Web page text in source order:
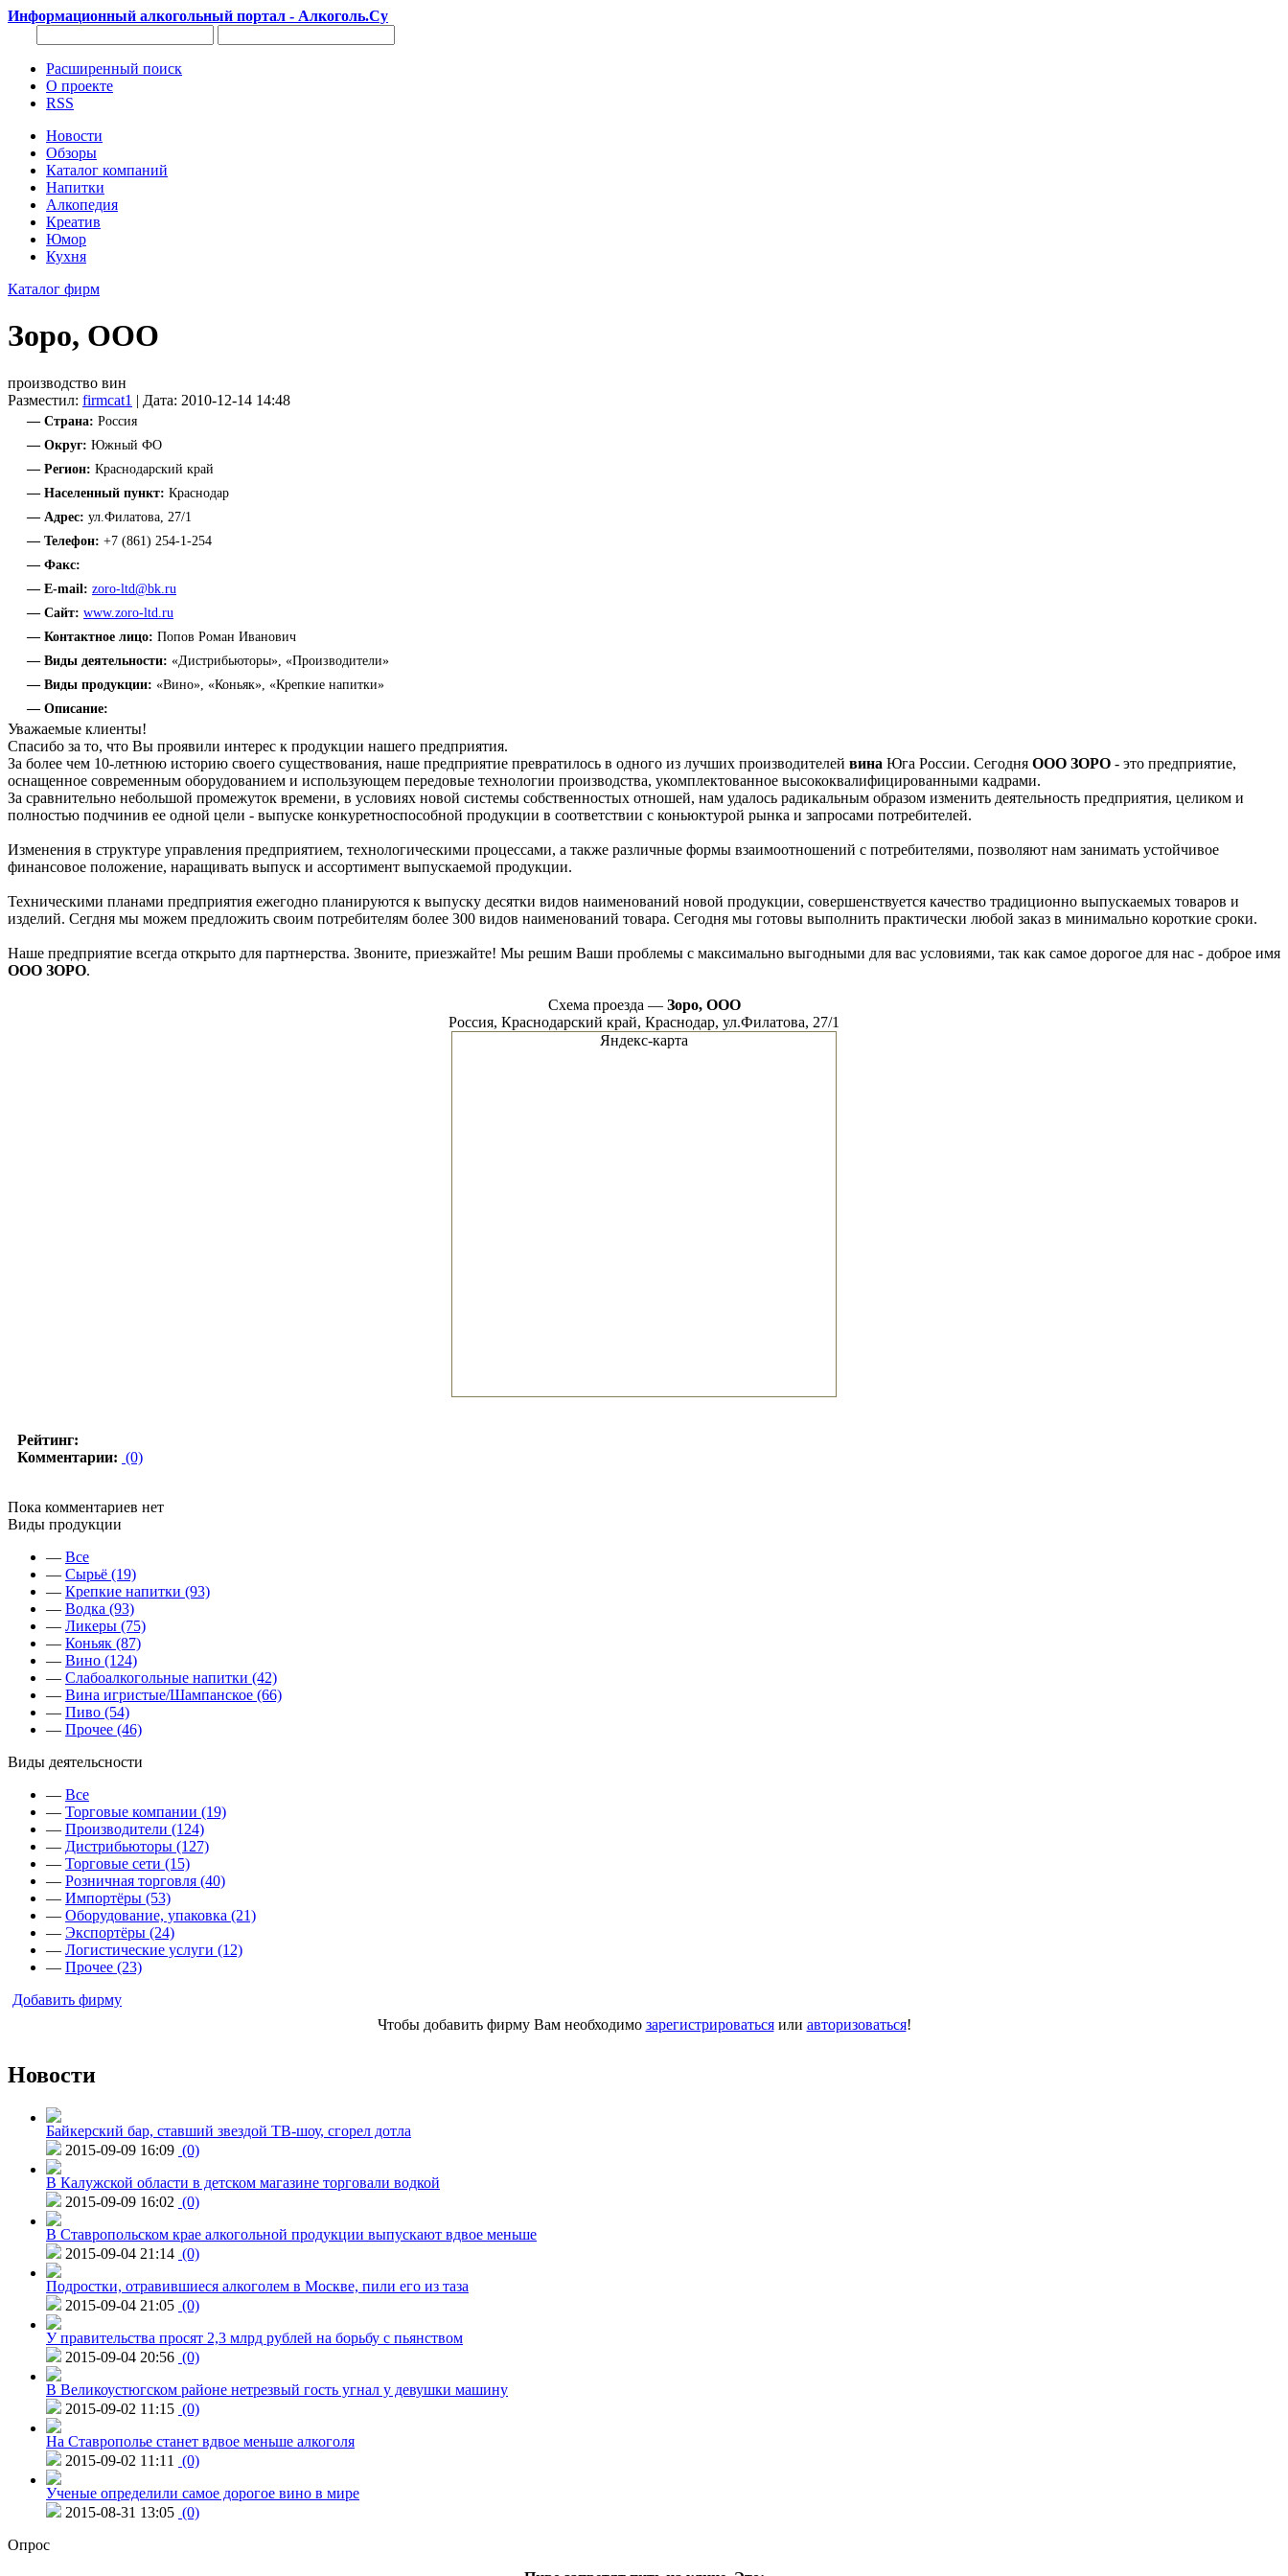
Информационный алкогольный портал - Алкоголь.Су
Расширенный поиск
О проекте
RSS
Новости
Обзоры
Каталог компаний
Напитки
Алкопедия
Креатив
Юмор
Кухня
Каталог фирм
Зоро, ООО
производство вин
Разместил: firmcat1 | Дата: 2010-12-14 14:48
— Страна: Россия
— Округ: Южный ФО
— Регион: Краснодарский край
— Населенный пункт: Краснодар
— Адрес: ул.Филатова, 27/1
— Телефон: +7 (861) 254-1-254
— Факс:
— E-mail: zoro-ltd@bk.ru
— Сайт: www.zoro-ltd.ru
— Контактное лицо: Попов Роман Иванович
— Виды деятельности: «Дистрибьюторы», «Производители»
— Виды продукции: «Вино», «Коньяк», «Крепкие напитки»
— Описание:
Уважаемые клиенты!
Спасибо за то, что Вы проявили интерес к продукции нашего предприятия.
За более чем 10-летнюю историю своего существования, наше предприятие превратилось в одного из лучших производителей вина Юга России. Сегодня ООО ЗОРО - это предприятие,
оснащенное современным оборудованием и использующем передовые технологии производства, укомплектованное высококвалифицированными кадрами.
За сравнительно небольшой промежуток времени, в условиях новой системы собственностых отношей, нам удалось радикальным образом изменить деятельность предприятия, целиком и
полностью подчинив ее одной цели - выпуске конкуретноспособной продукции в соответствии с коньюктурой рынка и запросами потребителей.
Изменения в структуре управления предприятием, технологическими процессами, а также различные формы взаимоотношений с потребителями, позволяют нам занимать устойчивое
финансовое положение, наращивать выпуск и ассортимент выпускаемой продукции.
Техническими планами предприятия ежегодно планируются к выпуску десятки видов наименований новой продукции, совершенствуется качество традиционно выпускаемых товаров и
изделий. Сегдня мы можем предложить своим потребителям более 300 видов наименований товара. Сегодня мы готовы выполнить практически любой заказ в минимально короткие сроки.
Наше предприятие всегда открыто для партнерства. Звоните, приезжайте! Мы решим Ваши проблемы с максимально выгодными для вас условиями, так как самое дорогое для нас - доброе имя
ООО ЗОРО.
Схема проезда — Зоро, ООО
Россия, Краснодарский край, Краснодар, ул.Филатова, 27/1
Яндекс-карта
Рейтинг:
Комментарии: (0)
Пока комментариев нет
Виды продукции
— Все
— Сырьё (19)
— Крепкие напитки (93)
— Водка (93)
— Ликеры (75)
— Коньяк (87)
— Вино (124)
— Слабоалкогольные напитки (42)
— Вина игристые/Шампанское (66)
— Пиво (54)
— Прочее (46)
Виды деятельсности
— Все
— Торговые компании (19)
— Производители (124)
— Дистрибьюторы (127)
— Торговые сети (15)
— Розничная торговля (40)
— Импортёры (53)
— Оборудование, упаковка (21)
— Экспортёры (24)
— Логистические услуги (12)
— Прочее (23)
Добавить фирму
Чтобы добавить фирму Вам необходимо зарегистрироватьсяили авторизоваться!
Новости
Байкерский бар, ставший звездой ТВ-шоу, сгорел дотла
2015-09-09 16:09 (0)
В Калужской области в детском магазине торговали водкой
2015-09-09 16:02 (0)
В Ставропольском крае алкогольной продукции выпускают вдвое меньше
2015-09-04 21:14 (0)
Подростки, отравившиеся алкоголем в Москве, пили его из таза
2015-09-04 21:05 (0)
У правительства просят 2,3 млрд рублей на борьбу с пьянством
2015-09-04 20:56 (0)
В Великоустюгском районе нетрезвый гость угнал у девушки машину
2015-09-02 11:15 (0)
На Ставрополье станет вдвое меньше алкоголя
2015-09-02 11:11
(0)
Ученые определили самое дорогое вино в мире
2015-08-31 13:05 (0)
Опрос